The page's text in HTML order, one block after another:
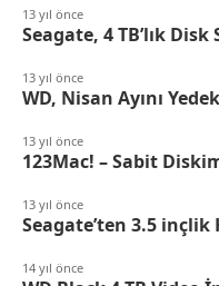
13 yıl önce
Seagate, 4 TB’lık
13 yıl önce
WD, Nisan Ayını
13 yıl önce
123Mac! – Sabit
13 yıl önce
Seagate’ten 3.5
14 yıl önce